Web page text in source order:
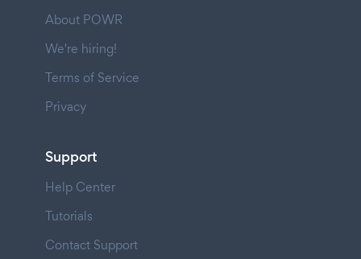
About POWR
We're hiring!
Terms of Service
Privacy
Support
Help Center
Tutorials
Contact Support